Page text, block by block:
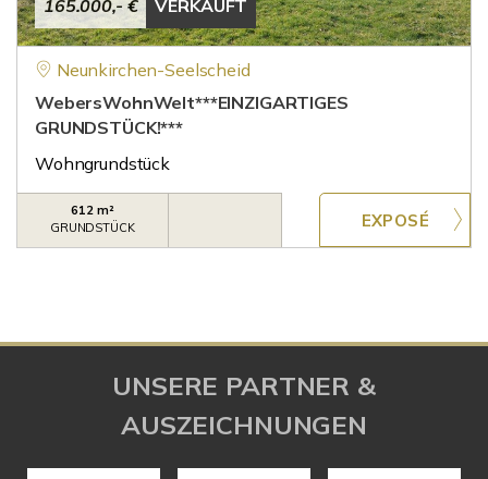
165.000,- € VERKAUFT
Neunkirchen-Seelscheid
WebersWohnWelt***EINZIGARTIGES
GRUNDSTÜCK!***
Wohngrundstück
612 m²
GRUNDSTÜCK
UNSERE PARTNER &
AUSZEICHNUNGEN